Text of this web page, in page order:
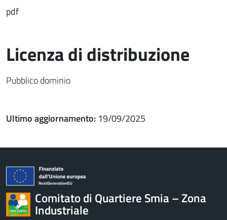
pdf
Licenza di distribuzione
Pubblico dominio
Ultimo aggiornamento: 19/09/2025
Comitato di Quartiere Smia – Zona
Industriale